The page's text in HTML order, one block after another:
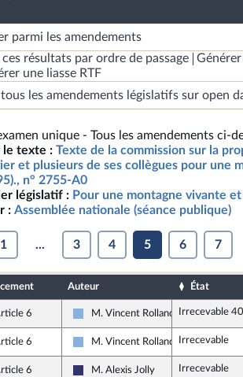
parmi les amendements
ces résultats par ordre de passage
une liasse RTF
les amendements législatifs sur open
unique - Tous les amendements ci-
le texte : Texte de la commission sur la
et plusieurs de ses collègues pour une
n° 2755-A0
législatif : Pour une montagne vivante
: Assemblée nationale (séance publique)
1 ... 3 4 5 6 7
Auteur État
6
Droite Républicaine
M. Vincent Rolland Irrecevable 40
6
Droite Républicaine
M. Vincent Rolland Irrecevable
6 M. Alexis Jolly Irrecevable